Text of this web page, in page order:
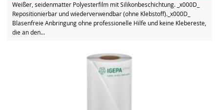
Weißer, seidenmatter Polyesterfilm mit Silikonbeschichtung. _x000D_
Repositionierbar und wiederverwendbar (ohne Klebstoff)._x000D_
Blasenfreie Anbringung ohne professionelle Hilfe und keine Klebereste,
die an den...